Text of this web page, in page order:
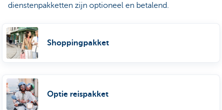
dienstenpakketten zijn optioneel en betalend.
Shoppingpakket
Optie reispakket